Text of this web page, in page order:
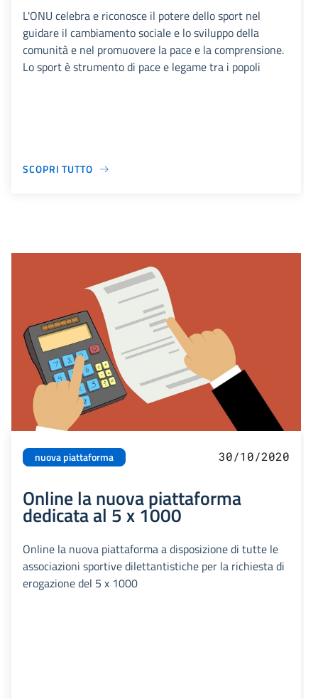
L'ONU celebra e riconosce il potere dello sport nel
guidare il cambiamento sociale e lo sviluppo della
comunità e nel promuovere la pace e la comprensione.
Lo sport è strumento di pace e legame tra i popoli
SCOPRI TUTTO
nuova piattaforma 30/10/2020
Online la nuova piattaforma
dedicata al 5 x 1000
Online la nuova piattaforma a disposizione di tutte le
associazioni sportive dilettantistiche per la richiesta di
erogazione del 5 x 1000